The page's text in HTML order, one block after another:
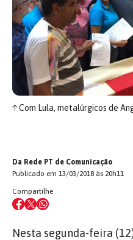
↑Com Lula, metalúrgicos de
Da Rede PT de Comunicação
Publicado em 13/03/2018 às 20h11
Compartilhe
Nesta segunda-feira